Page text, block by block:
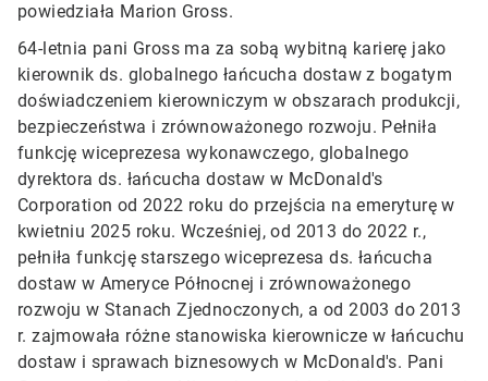
powiedziała Marion Gross.
64-letnia pani Gross ma za sobą wybitną karierę jako
kierownik ds. globalnego łańcucha dostaw z bogatym
doświadczeniem kierowniczym w obszarach produkcji,
bezpieczeństwa i zrównoważonego rozwoju. Pełniła
funkcję wiceprezesa wykonawczego, globalnego
dyrektora ds. łańcucha dostaw w McDonald's
Corporation od 2022 roku do przejścia na emeryturę w
kwietniu 2025 roku. Wcześniej, od 2013 do 2022 r.,
pełniła funkcję starszego wiceprezesa ds. łańcucha
dostaw w Ameryce Północnej i zrównoważonego
rozwoju w Stanach Zjednoczonych, a od 2003 do 2013
r. zajmowała różne stanowiska kierownicze w łańcuchu
dostaw i sprawach biznesowych w McDonald's. Pani